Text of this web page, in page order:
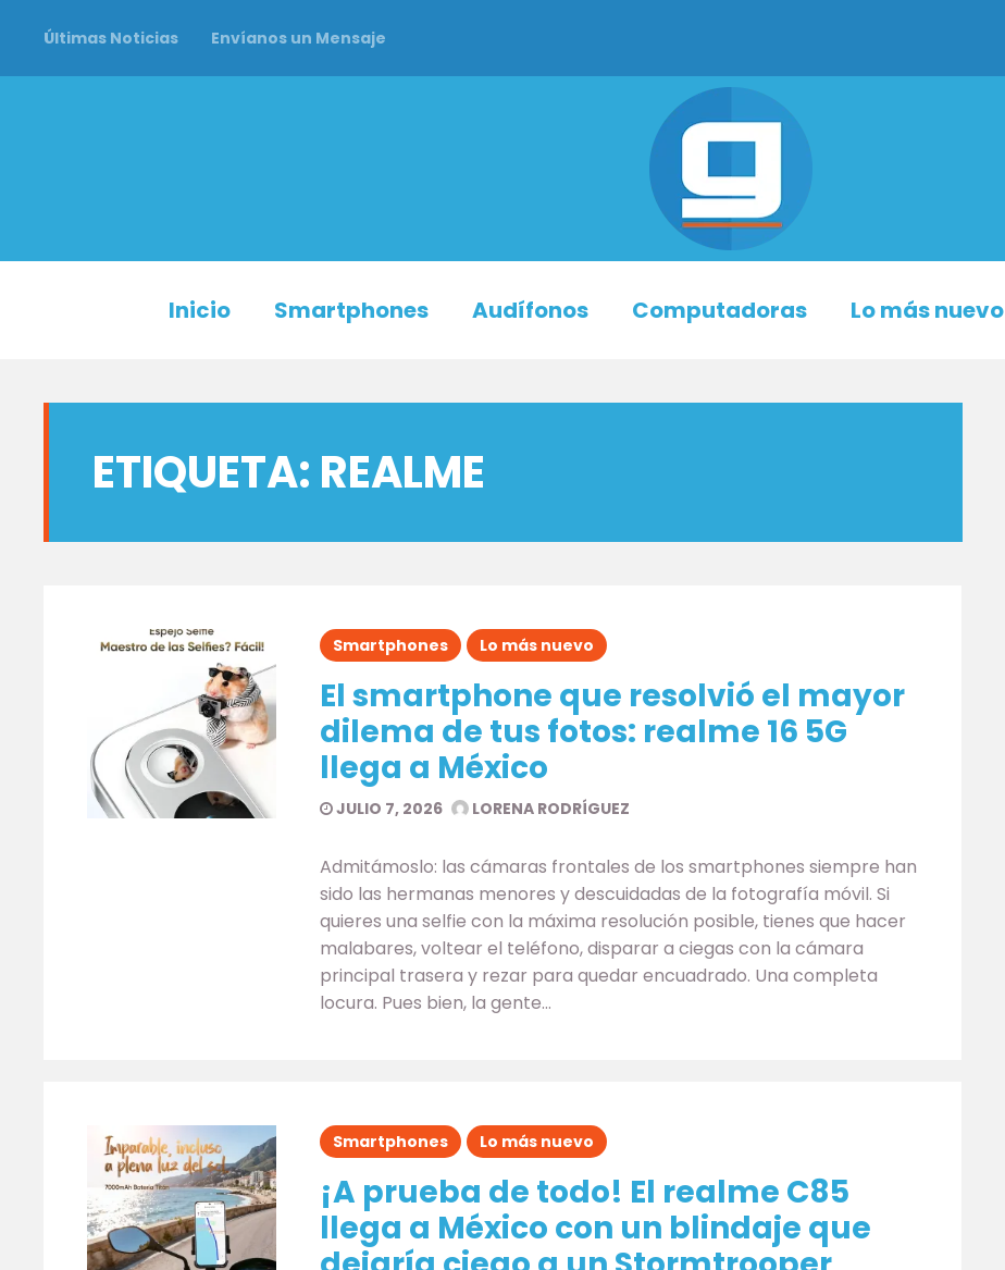
Últimas Noticias Envíanos un Mensaje
Inicio Smartphones Audífonos Computadoras Lo más nuevo
ETIQUETA: REALME
Smartphones Lo más nuevo
El smartphone que resolvió el mayor
dilema de tus fotos: realme 16 5G
llega a México
JULIO 7, 2026 LORENA RODRÍGUEZ
Admitámoslo: las cámaras frontales de los smartphones siempre han
sido las hermanas menores y descuidadas de la fotografía móvil. Si
quieres una selfie con la máxima resolución posible, tienes que hacer
malabares, voltear el teléfono, disparar a ciegas con la cámara
principal trasera y rezar para quedar encuadrado. Una completa
locura. Pues bien, la gente…
Smartphones Lo más nuevo
¡A prueba de todo! El realme C85
llega a México con un blindaje que